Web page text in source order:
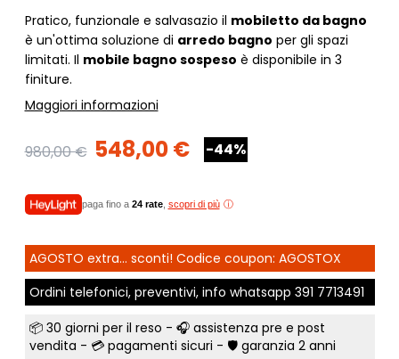
Pratico, funzionale e salvasazio il mobiletto da bagno
è un'ottima soluzione di arredo bagno per gli spazi
limitati. Il mobile bagno sospeso è disponibile in 3
finiture.
Maggiori informazioni
980,00 € 548,00 € -44%
paga fino a 24 rate, scopri di più
AGOSTO extra... sconti! Codice coupon: AGOSTOX
Ordini telefonici, preventivi, info whatsapp 391 7713491
📦 30 giorni per il reso - 🎧 assistenza pre e post
vendita - 💳 pagamenti sicuri - 🛡️ garanzia 2 anni